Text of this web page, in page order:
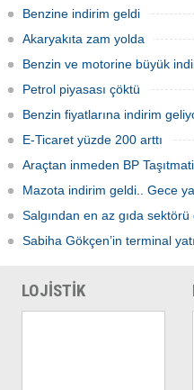
sınırları kapattı, ihracat yavaşladı,
mallarımızı taşıyamaz hale geldik" dedi.
Benzine indirim geldi
Akaryakıta zam yolda
Benzin ve motorine büyük
Petrol piyasası çöktü
Benzin fiyatlarına indirim
E-Ticaret yüzde 200 arttı
Araçtan inmeden BP
Mazota indirim geldi.. Gece
Salgından en az gıda
Sabiha Gökçen’in terminal
LOJİSTİK